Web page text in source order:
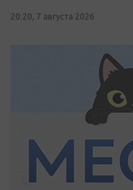
20:20, 7 августа 2026